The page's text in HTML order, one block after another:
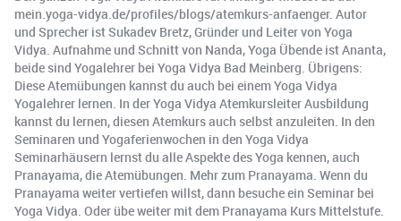
mein.yoga-vidya.de/profiles/blogs/atemkurs-anfaenger. Autor
und Sprecher ist Sukadev Bretz, Gründer und Leiter von Yoga
Vidya. Aufnahme und Schnitt von Nanda, Yoga Übende ist Ananta,
beide sind Yogalehrer bei Yoga Vidya Bad Meinberg. Übrigens:
Diese Atemübungen kannst du auch bei einem Yoga Vidya
Yogalehrer lernen. In der Yoga Vidya Atemkursleiter Ausbildung
kannst du lernen, diesen Atemkurs auch selbst anzuleiten. In den
Seminaren und Yogaferienwochen in den Yoga Vidya
Seminarhäusern lernst du alle Aspekte des Yoga kennen, auch
Pranayama, die Atemübungen. Mehr zum Pranayama. Wenn du
Pranayama weiter vertiefen willst, dann besuche ein Seminar bei
Yoga Vidya. Oder übe weiter mit dem Pranayama Kurs Mittelstufe.